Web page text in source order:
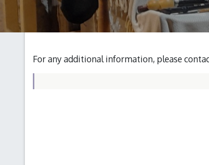
For any additional information, please